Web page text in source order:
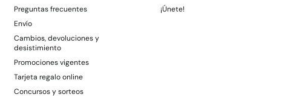
Preguntas frecuentes
Envío
Cambios, devoluciones y
desistimiento
Promociones vigentes
Tarjeta regalo online
Concursos y sorteos
¡Únete!